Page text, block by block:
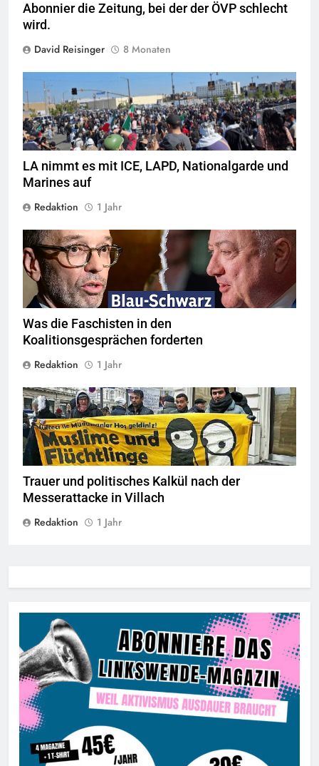
Abonnier die Zeitung, bei der der ÖVP schlecht
wird.
David Reisinger
8 Monaten
LA nimmt es mit ICE, LAPD, Nationalgarde und
Marines auf
Redaktion
1 Jahr
© Screenshot Youtube
Was die Faschisten in den
Koalitionsgesprächen forderten
Redaktion
1 Jahr
Trauer und politisches Kalkül nach der
Messerattacke in Villach
Redaktion
1 Jahr